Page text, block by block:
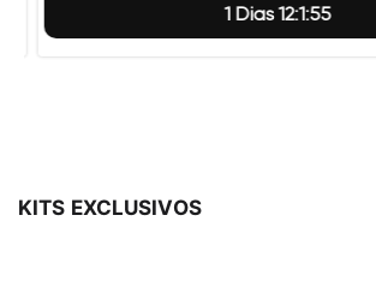
1 Dias 12:1:54
KITS EXCLUSIVOS